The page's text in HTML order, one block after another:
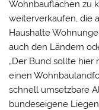
Wohnbauflächen zu
weiterverkaufen, die
Haushalte
auch den Ländern
„Der Bund sollte
einen
schnell umsetzbare
bundeseigene